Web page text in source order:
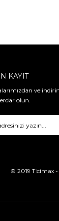
KAYIT
ve
olun.
© 2019 Ticimax -